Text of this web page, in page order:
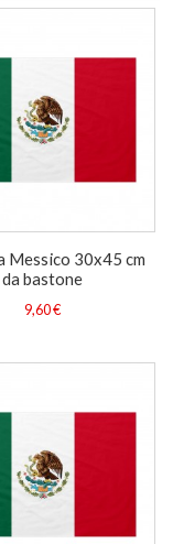
Messico 30x45 cm
da bastone
9,60 €